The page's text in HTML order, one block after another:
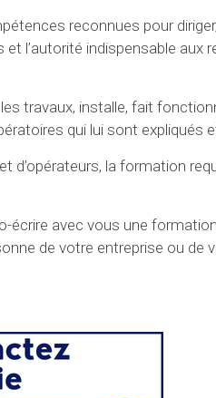
reconnues pour
l’autorité indispensable aux
travaux, installe, fait
qui lui sont expliqués
d’opérateurs, la formation
écrire avec vous une
de votre entreprise ou de